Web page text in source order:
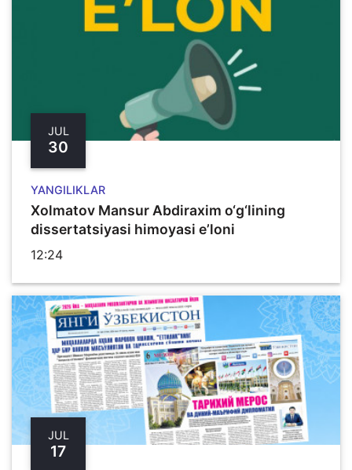
JUL
30
YANGILIKLAR
Xolmatov Mansur Abdiraxim o‘g‘lining
dissertatsiyasi himoyasi e’loni
12:24
JUL
17